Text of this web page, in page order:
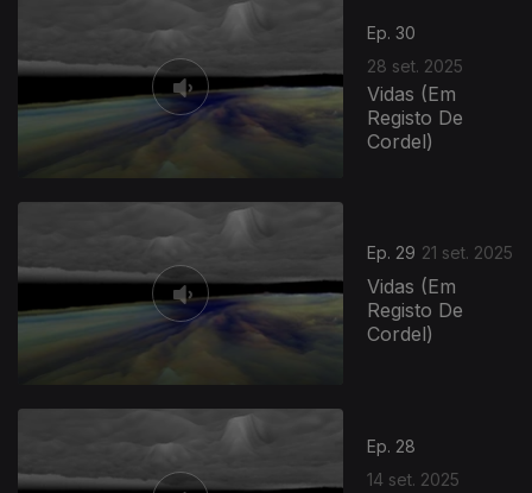
Ep. 30
28 set. 2025
Vidas (Em
Registo De
Cordel)
Ep. 29 21 set. 2025
Vidas (Em
Registo De
Cordel)
Ep. 28
14 set. 2025